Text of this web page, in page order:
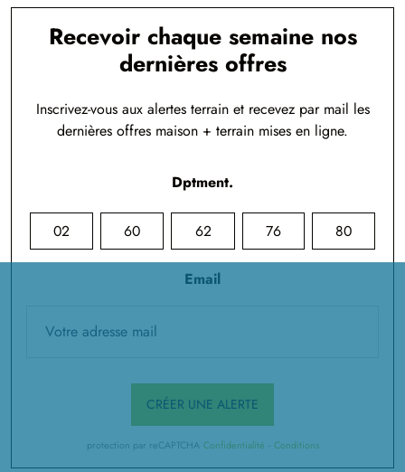
Recevoir chaque semaine nos
dernières offres
Inscrivez-vous aux alertes terrain et recevez par mail les
dernières offres maison + terrain mises en ligne.
Dptment.
02 60 62 76 80
Email
CRÉER UNE ALERTE
protection par reCAPTCHA Confidentialité - Conditions